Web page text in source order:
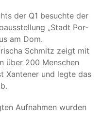
der Q1 besuch­te der
„Stadt Por­
am Dom.
Schmitz zeigt mit
über 200 Men­schen
Xan­te­ner und leg­te das
Auf­nah­men wur­den